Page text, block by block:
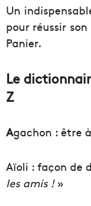
Un
pour réussir
Panier.
Le
Z
Agachon : être
Aïoli : façon de
les amis !»